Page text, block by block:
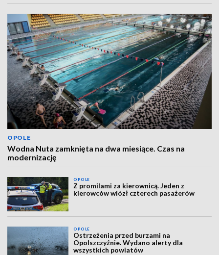
OPOLE
Wodna Nuta zamknięta na dwa miesiące. Czas na
modernizację
OPOLE
Z promilami za kierownicą. Jeden z
kierowców wiózł czterech pasażerów
OPOLE
Ostrzeżenia przed burzami na
Opolszczyźnie. Wydano alerty dla
wszystkich powiatów